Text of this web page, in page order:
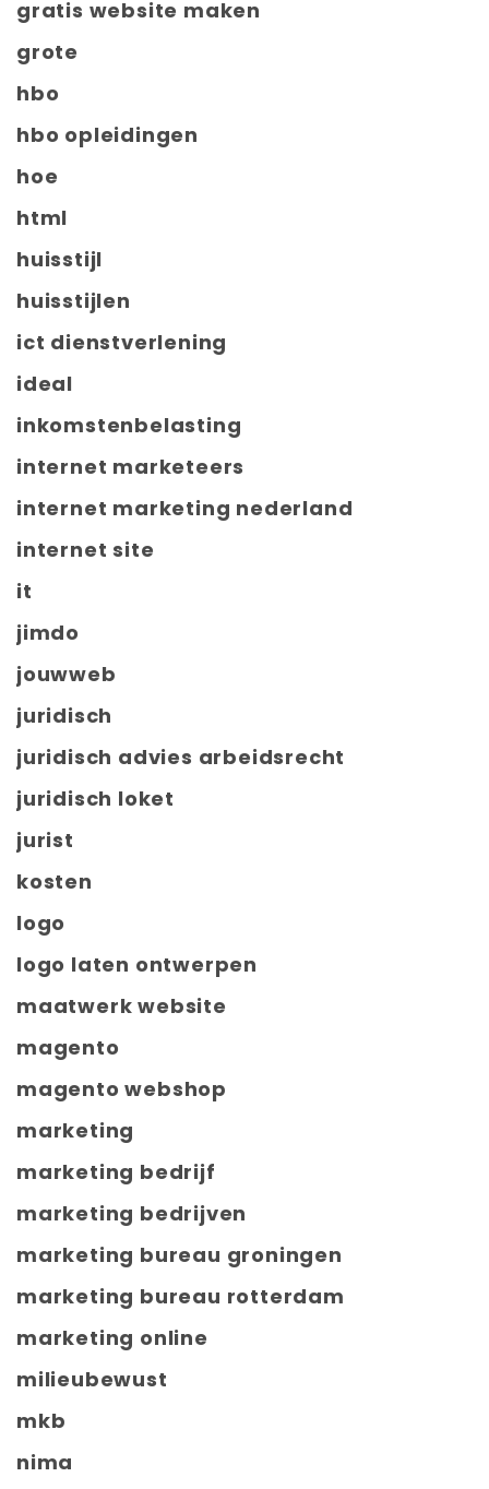
gratis website maken
grote
hbo
hbo opleidingen
hoe
html
huisstijl
huisstijlen
ict dienstverlening
ideal
inkomstenbelasting
internet marketeers
internet marketing nederland
internet site
it
jimdo
jouwweb
juridisch
juridisch advies arbeidsrecht
juridisch loket
jurist
kosten
logo
logo laten ontwerpen
maatwerk website
magento
magento webshop
marketing
marketing bedrijf
marketing bedrijven
marketing bureau groningen
marketing bureau rotterdam
marketing online
milieubewust
mkb
nima